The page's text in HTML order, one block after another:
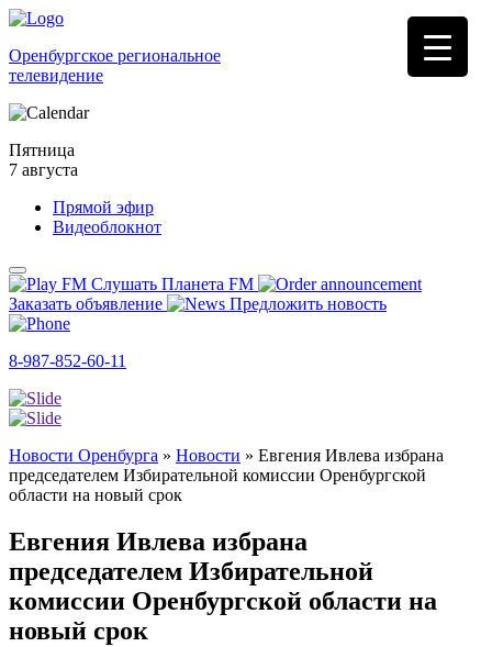
Оренбургское региональное
телевидение
Пятница
7 августа
Прямой эфир
Видеоблокнот
Слушать Планета FM
Заказать объявление
Предложить новость
8-987-852-60-11
Новости Оренбурга » Новости » Евгения Ивлева избрана
председателем Избирательной комиссии Оренбургской
области на новый срок
Евгения Ивлева избрана
председателем Избирательной
комиссии Оренбургской области на
новый срок